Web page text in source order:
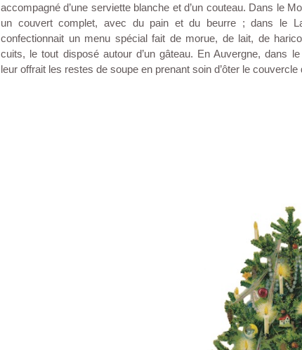
accompagné d’une serviette blanche et d’un couteau. Dans le
un couvert complet, avec du pain et du beurre ; dans le
confectionnait un menu spécial fait de morue, de lait, de
cuits, le tout disposé autour d’un gâteau. En Auvergne, dans
leur offrait les restes de soupe en prenant soin d’ôter le couvercle